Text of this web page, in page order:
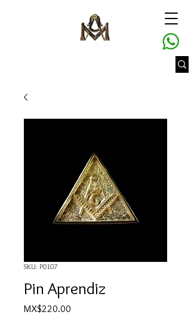
SKU: P0107
Pin Aprendiz
MX$220.00